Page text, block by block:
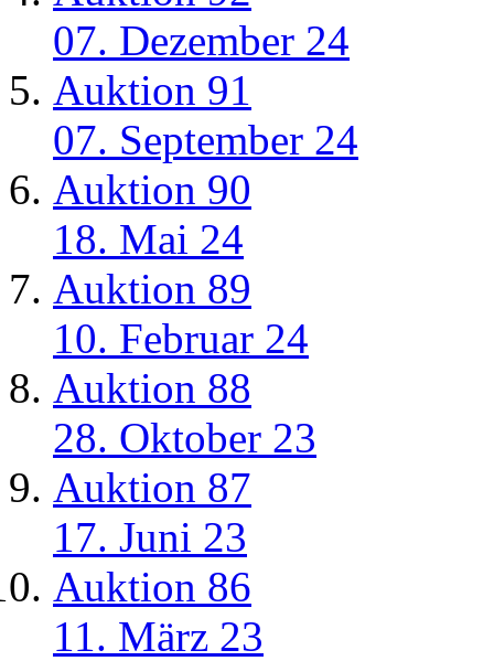
07. Dezember 24
Auktion 91
07. September 24
Auktion 90
18. Mai 24
Auktion 89
10. Februar 24
Auktion 88
28. Oktober 23
Auktion 87
17. Juni 23
Auktion 86
11. März 23